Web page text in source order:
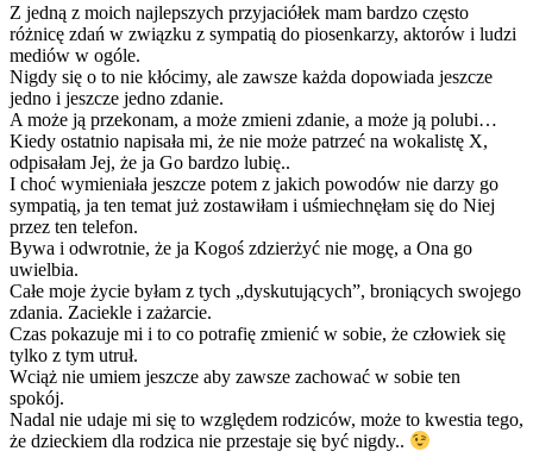
Z jedną z moich najlepszych przyjaciółek mam bardzo często
różnicę zdań w związku z sympatią do piosenkarzy, aktorów i ludzi
mediów w ogóle.
Nigdy się o to nie kłócimy, ale zawsze każda dopowiada jeszcze
jedno i jeszcze jedno zdanie.
A może ją przekonam, a może zmieni zdanie, a może ją polubi…
Kiedy ostatnio napisała mi, że nie może patrzeć na wokalistę X,
odpisałam Jej, że ja Go bardzo lubię..
I choć wymieniała jeszcze potem z jakich powodów nie darzy go
sympatią, ja ten temat już zostawiłam i uśmiechnęłam się do Niej
przez ten telefon.
Bywa i odwrotnie, że ja Kogoś zdzierżyć nie mogę, a Ona go
uwielbia.
Całe moje życie byłam z tych „dyskutujących”, broniących swojego
zdania. Zaciekle i zażarcie.
Czas pokazuje mi i to co potrafię zmienić w sobie, że człowiek się
tylko z tym utruł.
Wciąż nie umiem jeszcze aby zawsze zachować w sobie ten
spokój.
Nadal nie udaje mi się to względem rodziców, może to kwestia tego,
że dzieckiem dla rodzica nie przestaje się być nigdy..